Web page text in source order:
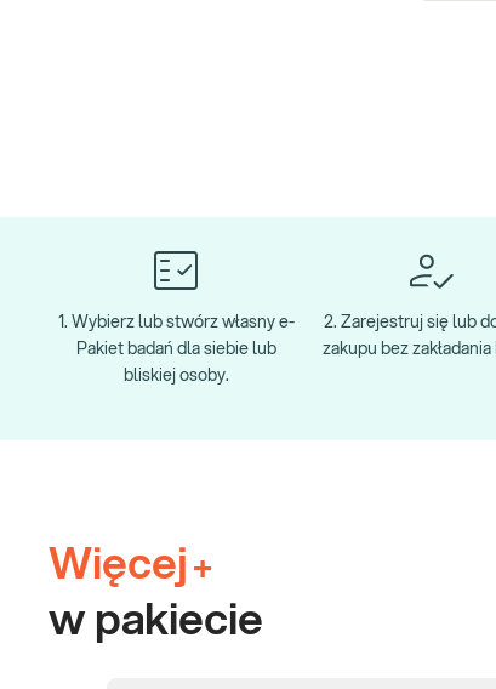
1. Wybierz lub stwórz własny e-
Pakiet badań dla siebie lub
bliskiej osoby.
2. Zarejestruj się lub
zakupu bez zakładania
Więcej +
w pakiecie